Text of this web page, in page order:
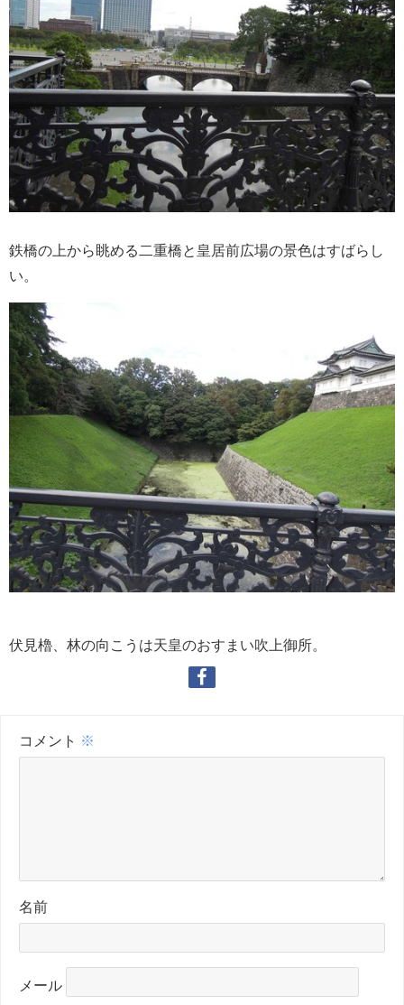
鉄橋の上から眺める二重橋と皇居前広場の景色はすばらし
い。
伏見櫓、林の向こうは天皇のおすまい吹上御所。
コメント ※
名前
メール